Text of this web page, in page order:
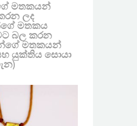
මතකයන්
ලද
මතකය
බල කරන
මතකයන්
යුක්තිය සොයා